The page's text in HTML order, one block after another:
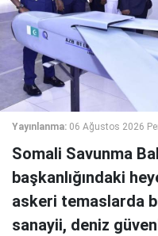
Yayınlanma: 06 Ağustos 2026
Somali Savunma
başkanlığındaki
askeri temaslarda
sanayii, deniz